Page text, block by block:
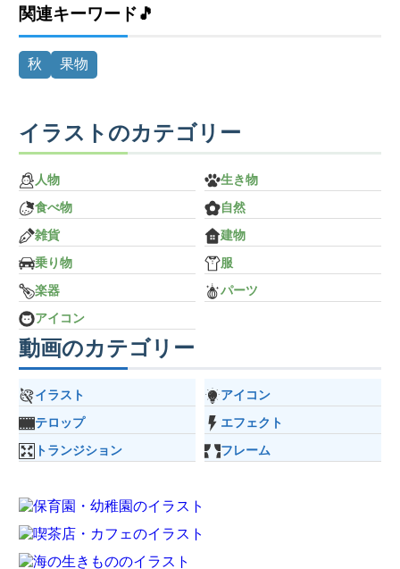
関連キーワード🎵
秋 果物
イラストのカテゴリー
人物
生き物
食べ物
自然
雑貨
建物
乗り物
服
楽器
パーツ
アイコン
動画のカテゴリー
イラスト
アイコン
テロップ
エフェクト
トランジション
フレーム